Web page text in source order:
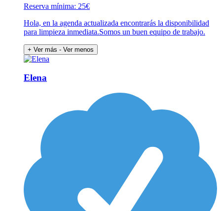
Reserva mínima: 25€
Hola, en la agenda actualizada encontrarás la disponibilidad
para limpieza inmediata.Somos un buen equipo de trabajo.
+ Ver más - Ver menos
Elena